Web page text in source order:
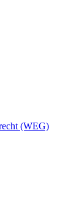
(WEG)